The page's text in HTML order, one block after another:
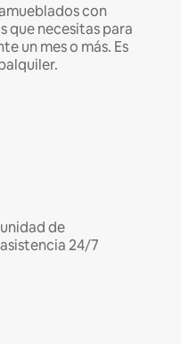
con
que necesitas para
un mes o más. Es
de
24/7